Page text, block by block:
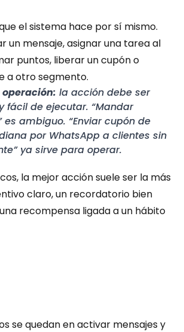
el sistema hace por sí mismo.
un mensaje, asignar una tarea al
puntos, liberar un cupón o
a otro segmento.
operación: la acción debe ser
fácil de ejecutar. “Mandar
es ambiguo. “Enviar cupón de
por WhatsApp a clientes sin
ya sirve para operar.
la mejor acción suele ser la más
claro, un recordatorio bien
recompensa ligada a un hábito
se quedan en activar mensajes y